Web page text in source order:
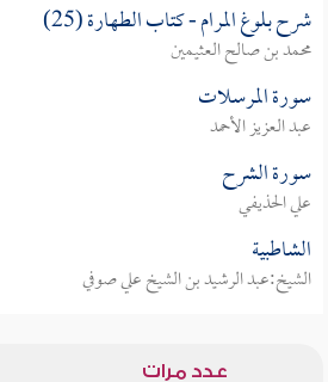
شرح بلوغ المرام - كتاب الطهارة (25)
محمد بن صالح العثيمين
سورة المرسلات
عبد العزيز الأحمد
سورة الشرح
علي الحذيفي
الشاطبية
الشيخ:عبد الرشيد بن الشيخ علي صوفي
عدد مرات